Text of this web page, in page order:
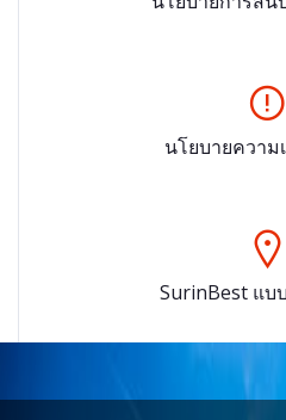
นโยบายความ
SurinBest แบ